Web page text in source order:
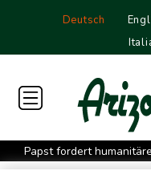
Deutsch
Papst fordert
Cottbus erkämpft Sieg